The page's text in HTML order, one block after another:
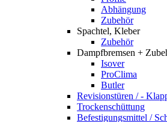
Abhängung
Zubehör
Spachtel, Kleber
Zubehör
Dampfbremsen +
Isover
ProClima
Butler
Revisionstüren / -
Trockenschüttung
Befestigungsmittel /